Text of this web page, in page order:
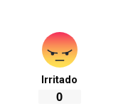
Irritado
0